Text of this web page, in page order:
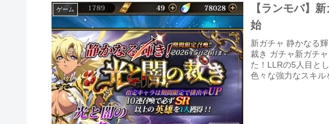
ゲーム
【ランモバ】
始
新ガチャ 静かなる
裁き ガチャ新ガチ
た！LLRの5人目と
色々な強力なスキル